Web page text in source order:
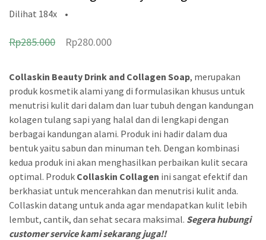
Dilihat 184x •
Rp285.000
r
g
a
a
s
l
i
n
y
Rp280.000H
r
g
a
s
a
a
t
i
n
Collaskin Beauty Drink and Collagen Soap, merupakan
produk kosmetik alami yang di formulasikan khusus untuk
menutrisi kulit dari dalam dan luar tubuh dengan kandungan
kolagen tulang sapi yang halal dan di lengkapi dengan
berbagai kandungan alami. Produk ini hadir dalam dua
bentuk yaitu sabun dan minuman teh. Dengan kombinasi
kedua produk ini akan menghasilkan perbaikan kulit secara
optimal. Produk Collaskin Collagen ini sangat efektif dan
berkhasiat untuk mencerahkan dan menutrisi kulit anda.
Collaskin datang untuk anda agar mendapatkan kulit lebih
lembut, cantik, dan sehat secara maksimal. Segera hubungi
customer service kami sekarang juga!!